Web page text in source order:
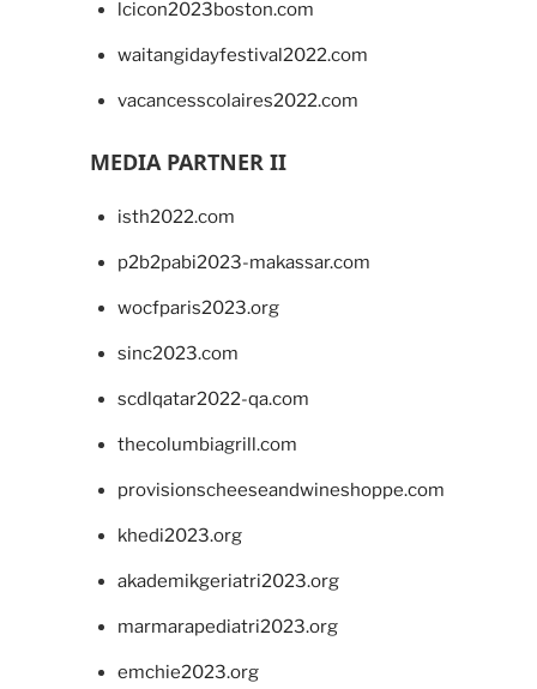
lcicon2023boston.com
waitangidayfestival2022.com
vacancesscolaires2022.com
MEDIA PARTNER II
isth2022.com
p2b2pabi2023-makassar.com
wocfparis2023.org
sinc2023.com
scdlqatar2022-qa.com
thecolumbiagrill.com
provisionscheeseandwineshoppe.com
khedi2023.org
akademikgeriatri2023.org
marmarapediatri2023.org
emchie2023.org